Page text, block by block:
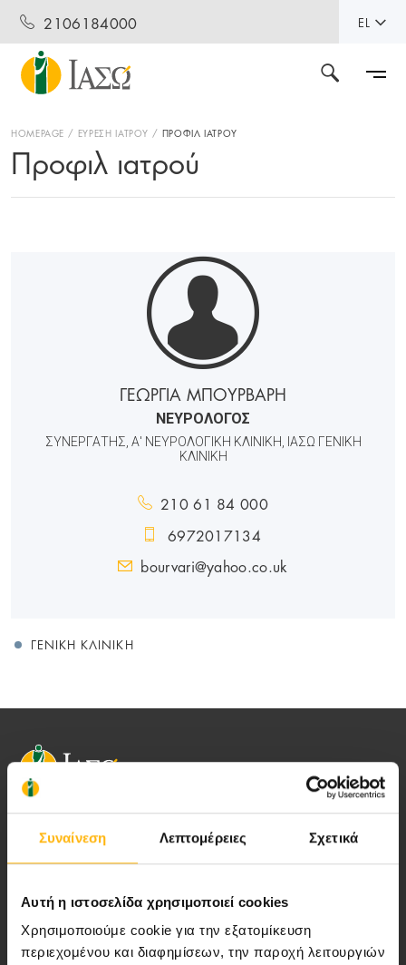
Συναίνεση Λεπτομέρειες Σχετικά
Αυτή η ιστοσελίδα χρησιμοποιεί cookies
Χρησιμοποιούμε cookie για την εξατομίκευση
περιεχομένου και διαφημίσεων, την παροχή λειτουργιών
2106184000 EL
HOMEPAGE ΕΥΡΕΣΗ ΙΑΤΡΟΥ ΠΡΟΦΙΛ ΙΑΤΡΟΥ
Προφιλ ιατρού
ΓΕΩΡΓΙΑ ΜΠΟΥΡΒΑΡΗ
ΝΕΥΡΟΛΟΓΟΣ
ΣΥΝΕΡΓΑΤΗΣ, Α' ΝΕΥΡΟΛΟΓΙΚΗ ΚΛΙΝΙΚΗ, ΙΑΣΩ ΓΕΝΙΚΗ
ΚΛΙΝΙΚΗ
210 61 84 000
6972017134
bourvari@yahoo.co.uk
ΓΕΝΙΚΉ ΚΛΙΝΙΚΉ
Αποστολή μας να παρέχουμε υψηλής
ποιότητας ολοκληρωμένες υπηρεσίες